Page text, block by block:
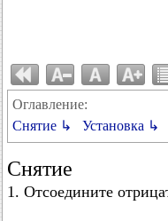
Оглавление:
Снятие ↳
Установка ↳
Снятие
1. Отсоедините